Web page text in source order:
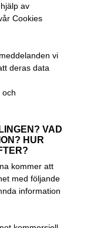
av
Cookies
vi
deras data
och
VAD
HUR
kommer att
med följande
information